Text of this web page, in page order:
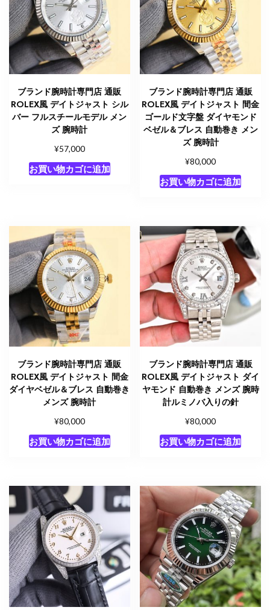
ブランド腕時計専門店 通販
ROLEX風 デイトジャスト シル
バー フルスチールモデル メン
ズ 腕時計
¥57,000
お買い物カゴに追加
ブランド腕時計専門店 通販
ROLEX風 デイトジャスト 間金
ゴールド文字盤 ダイヤモンド
ベゼル＆ブレス 自動巻き メン
ズ 腕時計
¥80,000
お買い物カゴに追加
ブランド腕時計専門店 通販
ROLEX風 デイトジャスト 間金
ダイヤベゼル＆ブレス 自動巻き
メンズ 腕時計
¥80,000
お買い物カゴに追加
ブランド腕時計専門店 通販
ROLEX風 デイトジャスト ダイ
ヤモンド 自動巻き メンズ 腕時
計ルミノバ入りの針
¥80,000
お買い物カゴに追加